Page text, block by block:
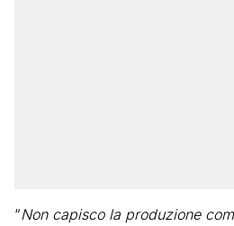
“Non capisco la produzione